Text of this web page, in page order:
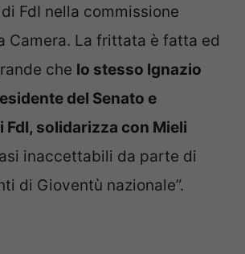
FdI nella commissione
Camera. La frittata è fatta ed
che lo stesso Ignazio
del Senato e
FdI, solidarizza con Mieli
inaccettabili da parte di
di Gioventù nazionale”.